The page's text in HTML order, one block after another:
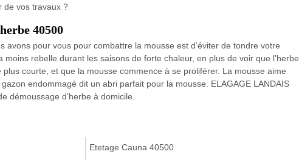
de vos travaux ?
40500
avons pour vous pour combattre la mousse est d’éviter de tondre votre
moins rebelle durant les saisons de forte chaleur, en plus de voir que l'herbe
courte, et que la mousse commence à se proliférer. La mousse aime
gazon endommagé dit un abri parfait pour la mousse. ELAGAGE LANDAIS
démoussage d’herbe à domicile.
Etetage Cauna 40500